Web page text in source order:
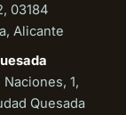
03184
Alicante
Naciones, 1,
Quesada